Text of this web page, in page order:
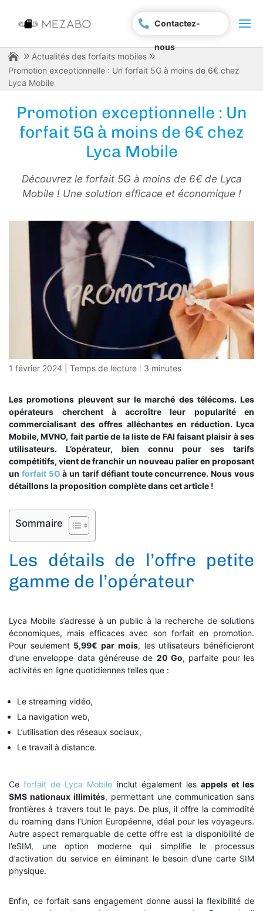
Contactez-
nous
Actualités des forfaits mobiles
Promotion exceptionnelle : Un forfait 5G à moins de 6€ chez
Lyca Mobile
Promotion exceptionnelle : Un
forfait 5G à moins de 6€ chez
Lyca Mobile
Découvrez le forfait 5G à moins de 6€ de Lyca
Mobile ! Une solution efficace et économique !
1 février 2024 Temps de lecture : 3 minutes
Les promotions pleuvent sur le marché des télécoms. Les
opérateurs cherchent à accroître leur popularité en
commercialisant des offres alléchantes en réduction. Lyca
Mobile, MVNO, fait partie de la liste de FAI faisant plaisir à ses
utilisateurs. L’opérateur, bien connu pour ses tarifs
compétitifs, vient de franchir un nouveau palier en proposant
un forfait 5G à un tarif défiant toute concurrence. Nous vous
détaillons la proposition complète dans cet article !
Sommaire
Les détails de l’offre petite
gamme de l’opérateur
Lyca Mobile s’adresse à un public à la recherche de solutions
économiques, mais efficaces avec son forfait en promotion.
Pour seulement 5,99€ par mois, les utilisateurs bénéficieront
d’une enveloppe data généreuse de 20 Go, parfaite pour les
activités en ligne quotidiennes telles que :
Le streaming vidéo,
La navigation web,
L’utilisation des réseaux sociaux,
Le travail à distance.
Ceforfait de Lyca Mobile inclut également les appels et les
SMS nationaux illimités, permettant une communication sans
frontières à travers tout le pays. De plus, il offre la commodité
du roaming dans l’Union Européenne, idéal pour les voyageurs.
Autre aspect remarquable de cette offre est la disponibilité de
l’eSIM, une option moderne qui simplifie le processus
d’activation du service en éliminant le besoin d’une carte SIM
physique.
Enfin, ce forfait sans engagement donne aussi la flexibilité de